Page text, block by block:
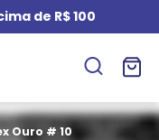
de R$ 100
Ouro # 10